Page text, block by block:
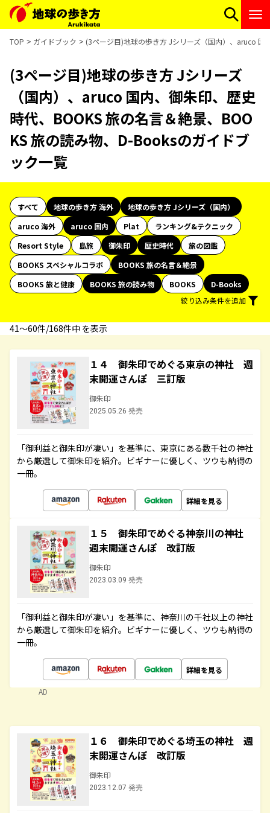
TOP ガイドブック (3ページ目)地球の歩き方 Jシリーズ（国内）、aruco
(3ページ目)地球の歩き方 Jシリーズ
（国内）、aruco 国内、御朱印、歴史
時代、BOOKS 旅の名言＆絶景、BOO
KS 旅の読み物、D-Booksのガイドブ
ック一覧
すべて 地球の歩き方 海外
地球の歩き方 Jシリーズ（国内）
aruco 海外
aruco 国内 Plat
ランキング&テクニック
Resort Style
島旅 御朱印 歴史時代
旅の図鑑
BOOKS スペシャルコラボ
BOOKS 旅の名言＆絶景
BOOKS 旅と健康
BOOKS 旅の読み物 BOOKS
D-Books
絞り込み条件を追加
41〜60件/168件中 を表示
１４ 御朱印でめぐる東京の神社 週
末開運さんぽ 三訂版
御朱印
2025.05.26 発売
「御利益と御朱印が凄い」を基準に、東京にある数千社の神社
から厳選して御朱印を紹介。ビギナーに優しく、ツウも納得の
一冊。
詳細を見る
１５ 御朱印でめぐる神奈川の神社
週末開運さんぽ 改訂版
御朱印
2023.03.09 発売
「御利益と御朱印が凄い」を基準に、神奈川の千社以上の神社
から厳選して御朱印を紹介。ビギナーに優しく、ツウも納得の
一冊。
詳細を見る
AD
１６ 御朱印でめぐる埼玉の神社 週
末開運さんぽ 改訂版
御朱印
2023.12.07 発売